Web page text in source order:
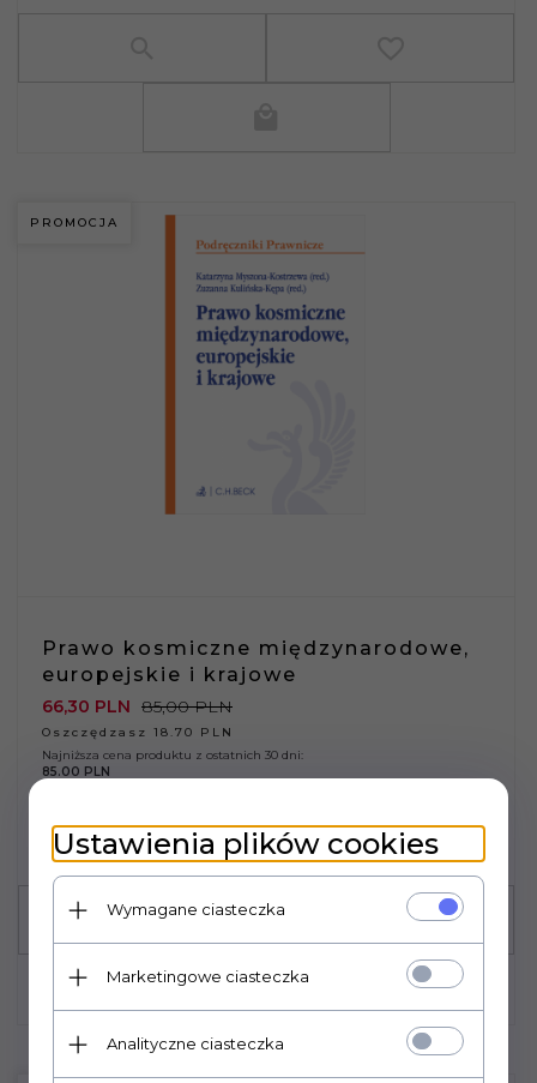
PROMOCJA
Prawo kosmiczne międzynarodowe,
europejskie i krajowe
66,30 PLN 85,00 PLN
Oszczędzasz 18.70 PLN
Najniższa cena produktu z ostatnich 30 dni:
85.00 PLN
Ustawienia plików cookies
Wymagane ciasteczka
Marketingowe ciasteczka
Analityczne ciasteczka